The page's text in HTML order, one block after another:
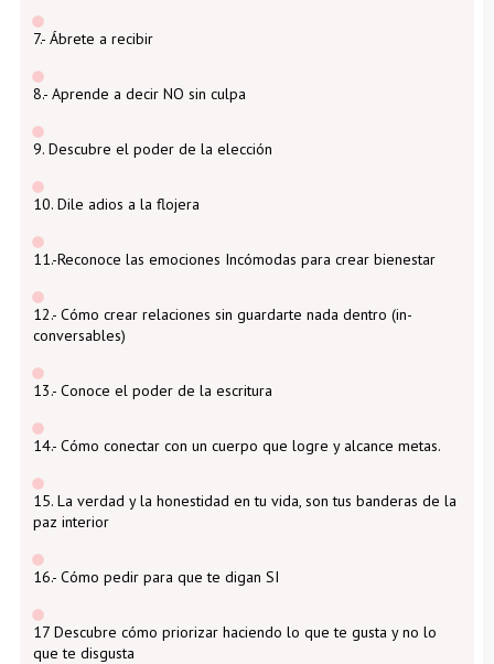
7.- Ábrete a recibir
8.- Aprende a decir NO sin culpa
9. Descubre el poder de la elección
10. Dile adios a la flojera
11.-Reconoce las emociones Incómodas para crear bienestar
12.- Cómo crear relaciones sin guardarte nada dentro (in-
conversables)
13.- Conoce el poder de la escritura
14.- Cómo conectar con un cuerpo que logre y alcance metas.
15. La verdad y la honestidad en tu vida, son tus banderas de la
paz interior
16.- Cómo pedir para que te digan SI
17 Descubre cómo priorizar haciendo lo que te gusta y no lo
que te disgusta